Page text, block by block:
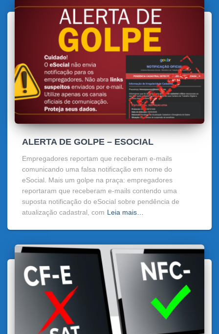
ALERTA DE GOLPE – ESOCIAL
Empregadores reportam que receberam e-mails
comunicando uma falsa notificação em nome do
eSocial. Mais um golpe na praça: empregadores
reportaram que receberam e-mails contendo uma
suposta notificação do eSocial sobre pendência de
atualização cadastral, com Leia mais…